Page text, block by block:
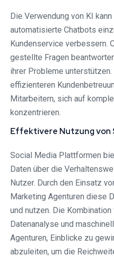
Die Verwendung von KI
automatisierte Chatbots
Kundenservice verbessern.
gestellte Fragen
ihrer Probleme
effizienteren
Mitarbeitern, sich auf
konzentrieren.
Effektivere Nutzung von
Social Media Plattformen
Daten über die
Nutzer. Durch den Einsatz
Marketing Agenturen diese
und nutzen. Die
Datenanalyse und
Agenturen, Einblicke zu
abzuleiten, um die